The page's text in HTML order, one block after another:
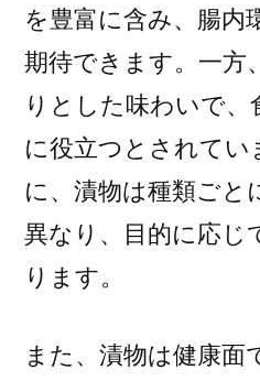
を豊富に含み、腸内
期待できます。一方
りとした味わいで、
に役立つとされてい
に、漬物は種類ごと
異なり、目的に応じ
ります。
また、漬物は健康面